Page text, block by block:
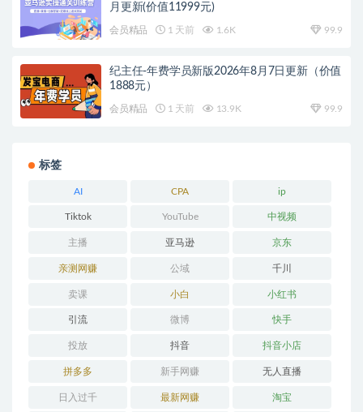
月更新(价值11999元)
会员精品 1 天前 1.6K 99.9
纪主任-年费学员新版2026年8月7日更新（价值
1888元）
会员精品 1 天前 13.9K 99.9
标签
AI CPA ip
Tiktok YouTube 中视频
主播 亚马逊 京东
亲测网赚 公域 千川
卖课 小白 小红书
引流 微博 快手
投放 抖音 抖音小店
拼多多 新手网赚 无人直播
日入过千 最新网赚 淘宝